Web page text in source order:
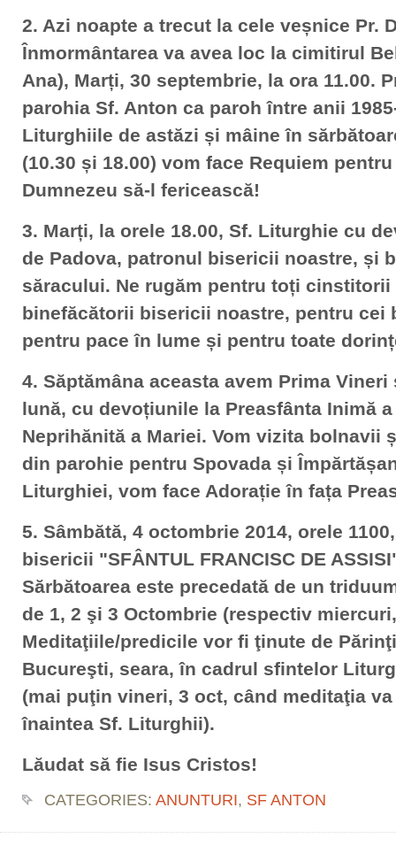
2. Azi noapte a trecut la cele veșnice Pr.
Înmormântarea va avea loc la cimitirul
Ana), Marți, 30 septembrie, la ora 11.00.
parohia Sf. Anton ca paroh între anii
Liturghiile de astăzi și mâine în
(10.30 și 18.00) vom face Requiem
Dumnezeu să-l fericească!
3. Marți, la orele 18.00, Sf. Liturghie cu
de Padova, patronul bisericii noastre, și
săracului. Ne rugăm pentru toți cinstitorii
binefăcătorii bisericii noastre, pentru cei
pentru pace în lume și pentru toate
4. Săptămâna aceasta avem Prima
lună, cu devoțiunile la Preasfânta Inimă
Neprihănită a Mariei. Vom vizita bolnavii
din parohie pentru Spovada și
Liturghiei, vom face Adorație în fața
5. Sâmbătă, 4 octombrie 2014, orele
bisericii "SFÂNTUL FRANCISC DE
Sărbătoarea este precedată de un
de 1, 2 şi 3 Octombrie (respectiv
Meditaţiile/predicile vor fi ţinute de
Bucureşti, seara, în cadrul sfintelor
(mai puţin vineri, 3 oct, când meditaţia
înaintea Sf. Liturghii).
Lăudat să fie Isus Cristos!
CATEGORIES: ANUNTURI, SF ANTON